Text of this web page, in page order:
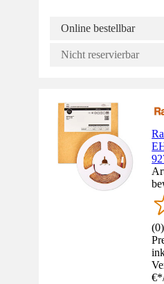
Online bestellbar
Nicht reservierbar
(0)
€*